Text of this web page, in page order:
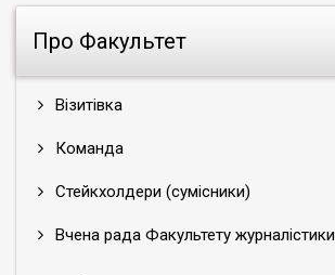
Про Факультет
Візитівка
Команда
Стейкхолдери (сумісники)
Вчена рада Факультету журналістики